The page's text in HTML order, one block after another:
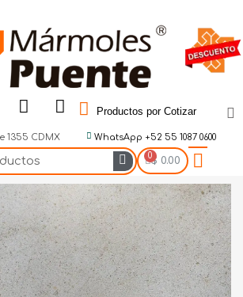
Productos por Cotizar
1355 CDMX WhatsApp +52 55 1087 0600
$ 0.00